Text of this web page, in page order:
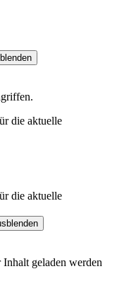
die aktuelle
die aktuelle
geladen werden